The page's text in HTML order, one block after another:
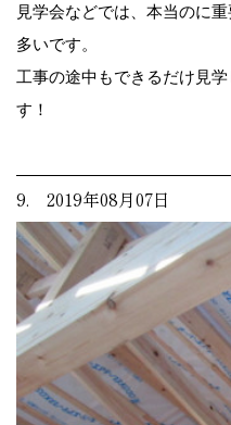
見学会などでは、本当のに
多いです。
工事の途中もできるだけ見
す！
9. 2019年08月07日